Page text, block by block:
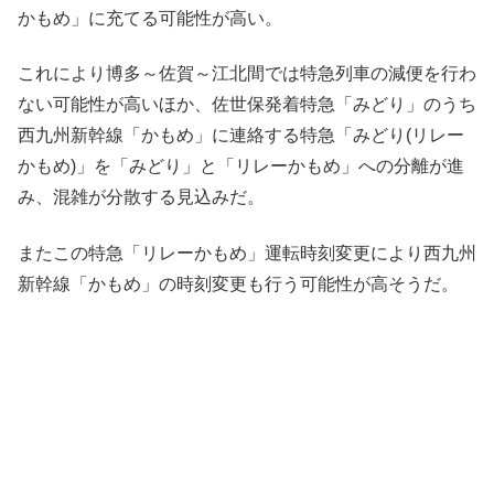
かもめ」に充てる可能性が高い。
これにより博多～佐賀～江北間では特急列車の減便を行わ
ない可能性が高いほか、佐世保発着特急「みどり」のうち
西九州新幹線「かもめ」に連絡する特急「みどり(リレー
かもめ)」を「みどり」と「リレーかもめ」への分離が進
み、混雑が分散する見込みだ。
またこの特急「リレーかもめ」運転時刻変更により西九州
新幹線「かもめ」の時刻変更も行う可能性が高そうだ。